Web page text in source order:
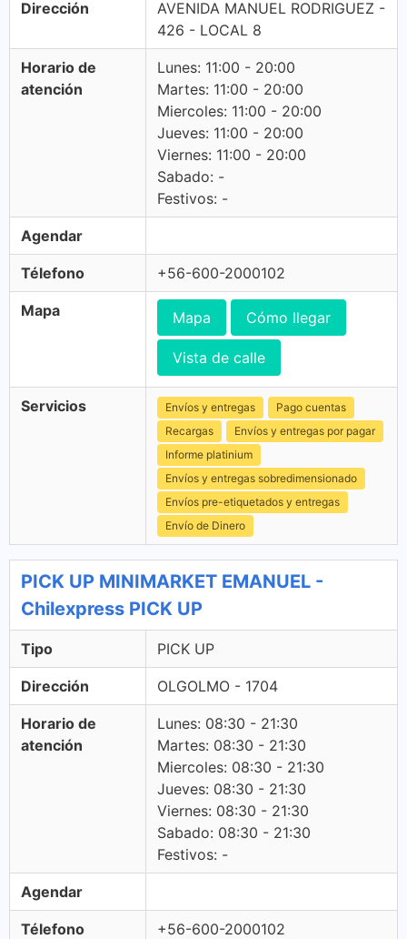
Dirección
AVENIDA MANUEL RODRIGUEZ -
426 - LOCAL 8
Horario de
atención
Lunes: 11:00 - 20:00
Martes: 11:00 - 20:00
Miercoles: 11:00 - 20:00
Jueves: 11:00 - 20:00
Viernes: 11:00 - 20:00
Sabado: -
Festivos: -
Agendar
Télefono +56-600-2000102
Mapa Mapa Cómo llegar
Vista de calle
Servicios Envíos y entregas
Pago cuentas
Recargas
Envíos y entregas por pagar
Informe platinium
Envíos y entregas sobredimensionado
Envíos pre-etiquetados y entregas
Envío de Dinero
PICK UP MINIMARKET EMANUEL -
Chilexpress PICK UP
Tipo PICK UP
Dirección OLGOLMO - 1704
Horario de
atención
Lunes: 08:30 - 21:30
Martes: 08:30 - 21:30
Miercoles: 08:30 - 21:30
Jueves: 08:30 - 21:30
Viernes: 08:30 - 21:30
Sabado: 08:30 - 21:30
Festivos: -
Agendar
Télefono +56-600-2000102